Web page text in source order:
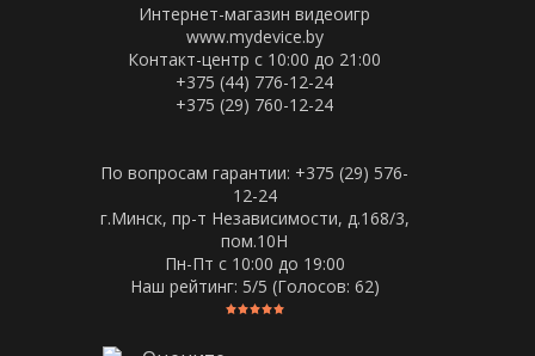
Интернет-магазин видеоигр
www.mydevice.by
Контакт-центр с 10:00 до 21:00
+375 (44) 776-12-24
+375 (29) 760-12-24
По вопросам гарантии: +375 (29) 576-
12-24
г.Минск, пр-т Независимости, д.168/3,
пом.10Н
Пн-Пт c 10:00 до 19:00
Наш рейтинг: 5/5 (Голосов: 62)